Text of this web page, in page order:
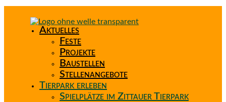
Aktuelles
Feste
Projekte
Baustellen
Stellenangebote
Tierpark erleben
Spielplätze im Zittauer Tierpark